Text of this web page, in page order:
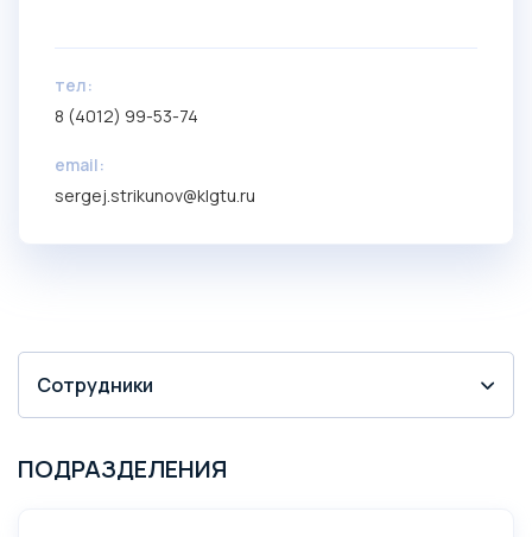
тел:
8 (4012) 99-53-74
email:
sergej.strikunov@klgtu.ru
Сотрудники
ПОДРАЗДЕЛЕНИЯ